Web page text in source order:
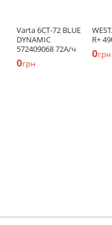
Varta 6СТ-72 BLUE
DYNAMIC
572409068 72А/ч
0грн
R+
0грн